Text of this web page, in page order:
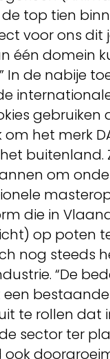
top tien
voor ons dit
één domein
In de nabije
gebruiken
het merk
buitenland.
om
die in
op poten
nog steeds
“De
te rollen dat
sector ter
ook